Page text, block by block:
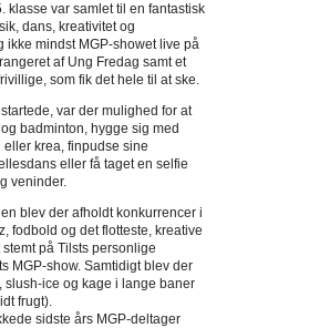
klasse var samlet til en fantastisk
dans, kreativitet og
ikke mindst MGP-showet live på
af Ung Fredag samt et
som fik det hele til at ske.
var der mulighed for at
badminton, hygge sig med
krea, finpudse sine
eller få taget en selfie
veninder.
blev der afholdt konkurrencer i
fodbold og det flotteste, kreative
stemt på Tilsts personlige
MGP-show. Samtidigt blev der
slush-ice og kage i lange baner
frugt).
sidste års MGP-deltager